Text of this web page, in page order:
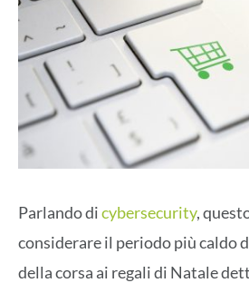
Parlando dicybersecurity,
considerare il periodo più caldo
della corsa ai regali di Natale